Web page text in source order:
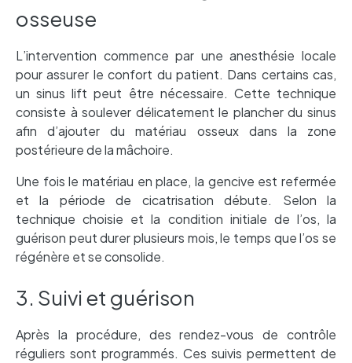
osseuse
L’intervention commence par une anesthésie locale
pour assurer le confort du patient. Dans certains cas,
un sinus lift peut être nécessaire. Cette technique
consiste à soulever délicatement le plancher du sinus
afin d’ajouter du matériau osseux dans la zone
postérieure de la mâchoire.
Une fois le matériau en place, la gencive est refermée
et la période de cicatrisation débute. Selon la
technique choisie et la condition initiale de l’os, la
guérison peut durer plusieurs mois, le temps que l’os se
régénère et se consolide.
3. Suivi et guérison
Après la procédure, des rendez-vous de contrôle
réguliers sont programmés. Ces suivis permettent de